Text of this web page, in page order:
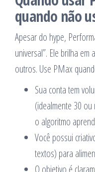
quando não
Apesar do hype,
universal”. Ele brilha
outros. Use PMax
Sua conta tem
(idealmente 30
o algoritmo
Você possui
textos) para